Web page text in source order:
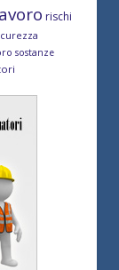
rischi
sostanze